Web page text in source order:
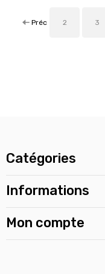
Préc 2 3
Catégories
Informations
Mon compte